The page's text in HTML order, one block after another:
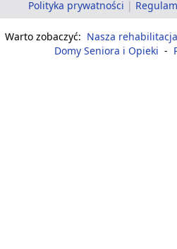
Polityka prywatności |
Warto zobaczyć: Nasza rehabilitacja
Domy Seniora i Opieki -